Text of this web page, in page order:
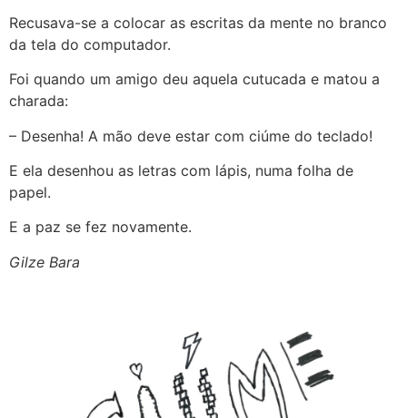
Recusava-se a colocar as escritas da mente no branco
da tela do computador.
Foi quando um amigo deu aquela cutucada e matou a
charada:
– Desenha! A mão deve estar com ciúme do teclado!
E ela desenhou as letras com lápis, numa folha de
papel.
E a paz se fez novamente.
Gilze Bara